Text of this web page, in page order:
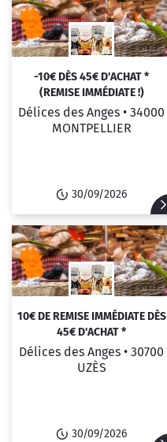
-10€ DÈS 45€ D'ACHAT *
(REMISE IMMÉDIATE !)
Délices des Anges • 34000
MONTPELLIER
30/09/2026
10€ DE REMISE IMMÉDIATE DÈS
45€ D'ACHAT *
Délices des Anges • 30700
UZÈS
30/09/2026